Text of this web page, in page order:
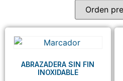
ABRAZADERA SIN FIN
INOXIDABLE